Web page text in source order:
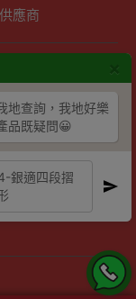
地查詢，我地好樂
品既疑問😀
應商